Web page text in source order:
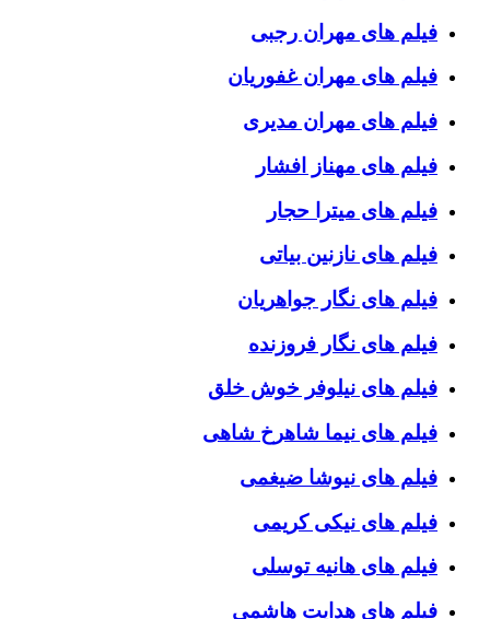
فیلم های مهران رجبی
فیلم های مهران غفوریان
فیلم های مهران مدیری
فیلم های مهناز افشار
فیلم های میترا حجار
فیلم های نازنین بیاتی
فیلم های نگار جواهریان
فیلم های نگار فروزنده
فیلم های نیلوفر خوش خلق
فیلم های نیما شاهرخ شاهی
فیلم های نیوشا ضیغمی
فیلم های نیکی کریمی
فیلم های هانیه توسلی
فیلم های هدایت هاشمی